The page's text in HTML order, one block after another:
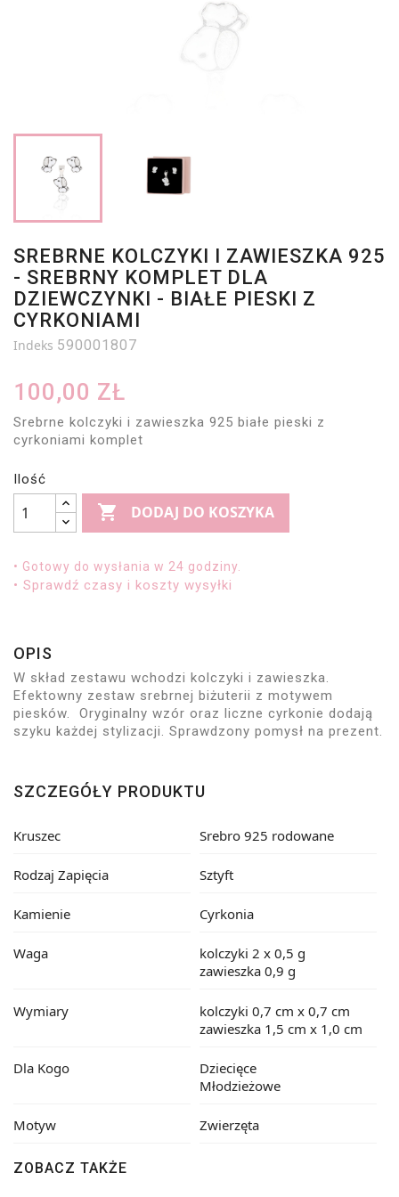
SREBRNE KOLCZYKI I ZAWIESZKA 925
- SREBRNY KOMPLET DLA
DZIEWCZYNKI - BIAŁE PIESKI Z
CYRKONIAMI
Indeks 590001807
100,00 ZŁ
Srebrne kolczyki i zawieszka 925 białe pieski z
cyrkoniami komplet
Ilość
 DODAJ DO KOSZYKA
• Gotowy do wysłania w 24 godziny.
• Sprawdź czasy i koszty wysyłki
OPIS
W skład zestawu wchodzi kolczyki i zawieszka.
Efektowny zestaw srebrnej biżuterii z motywem
piesków. Oryginalny wzór oraz liczne cyrkonie dodają
szyku każdej stylizacji. Sprawdzony pomysł na prezent.
SZCZEGÓŁY PRODUKTU
Kruszec Srebro 925 rodowane
Rodzaj Zapięcia Sztyft
Kamienie Cyrkonia
Waga
kolczyki 2 x 0,5 g
zawieszka 0,9 g
Wymiary
kolczyki 0,7 cm x 0,7 cm
zawieszka 1,5 cm x 1,0 cm
Dla Kogo
Dziecięce
Młodzieżowe
Motyw Zwierzęta
ZOBACZ TAKŻE